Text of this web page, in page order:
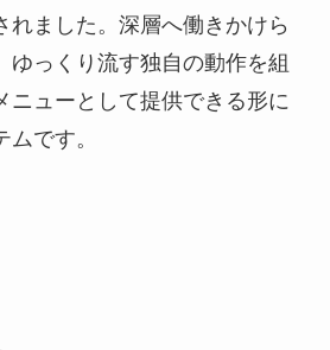
れました。深層へ働きかけら
ゆっくり流す独自の動作を組
ニューとして提供できる形に
です。